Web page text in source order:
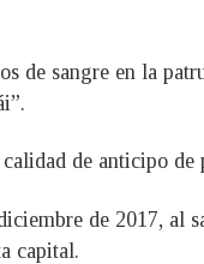
de sangre en la
de anticipo de
de 2017, al
capital.